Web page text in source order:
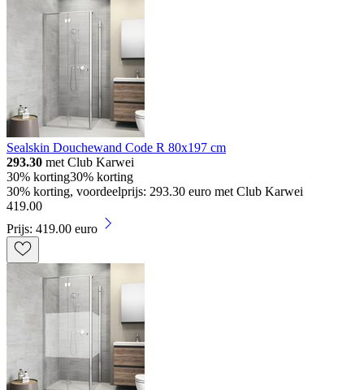
Sealskin Douchewand Code R 80x197 cm
293.30 met Club Karwei
30% korting30% korting
30% korting, voordeelprijs: 293.30 euro met Club Karwei
419.00
Prijs: 419.00 euro